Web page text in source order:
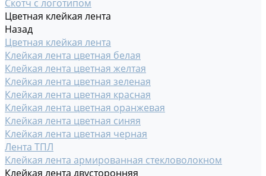
Скотч с логотипом
Цветная клейкая лента
Назад
Цветная клейкая лента
Клейкая лента цветная белая
Клейкая лента цветная желтая
Клейкая лента цветная зеленая
Клейкая лента цветная красная
Клейкая лента цветная оранжевая
Клейкая лента цветная синяя
Клейкая лента цветная черная
Лента ТПЛ
Клейкая лента армированная стекловолокном
Клейкая лента двусторонняя